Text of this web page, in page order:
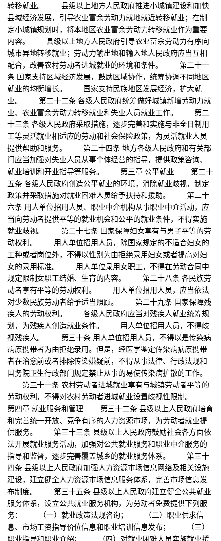
转移就业。 县级以上地方人民政府推进小城镇建设和加快
县域经济发展，引导农业富余劳动力就地就近转移就业；在制
定小城镇规划时，将本地区农业富余劳动力转移就业作为重要
内容。 县级以上地方人民政府引导农业富余劳动力有序向
城市异地转移就业；劳动力输出地和输入地人民政府应当互相
配合，改善农村劳动者进城就业的环境和条件。 第二十一
条 国家支持区域经济发展，鼓励区域协作，统筹协调不同地区
就业的均衡增长。 国家支持民族地区发展经济，扩大就
业。 第二十二条 各级人民政府统筹做好城镇新增劳动力就
业、农业富余劳动力转移就业和失业人员就业工作。 第二
十三条 各级人民政府采取措施，逐步完善和实施与非全日制用
工等灵活就业相适应的劳动和社会保险政策，为灵活就业人员
提供帮助和服务。 第二十四条 地方各级人民政府和有关部
门应当加强对失业人员从事个体经营的指导，提供政策咨询、
就业培训和开业指导等服务。 第三章 公平就业 第二十
五条 各级人民政府创造公平就业的环境，消除就业歧视，制定
政策并采取措施对就业困难人员给予扶持和援助。 第二十
六条 用人单位招用人员、职业中介机构从事职业中介活动，应
当向劳动者提供平等的就业机会和公平的就业条件，不得实施
就业歧视。 第二十七条 国家保障妇女享有与男子平等的劳
动权利。 用人单位招用人员，除国家规定的不适合妇女的
工种或者岗位外，不得以性别为由拒绝录用妇女或者提高对妇
女的录用标准。 用人单位录用女职工，不得在劳动合同中
规定限制女职工结婚、生育的内容。 第二十八条 各民族劳
动者享有平等的劳动权利。 用人单位招用人员，应当依法
对少数民族劳动者给予适当照顾。 第二十九条 国家保障残
疾人的劳动权利。 各级人民政府应当对残疾人就业统筹规
划，为残疾人创造就业条件。 用人单位招用人员，不得歧
视残疾人。 第三十条 用人单位招用人员，不得以是传染病
病原携带者为由拒绝录用。但是，经医学鉴定传染病病原携带
者在治愈前或者排除传染嫌疑前，不得从事法律、行政法规和
国务院卫生行政部门规定禁止从事的易使传染病扩散的工作。
第三十一条 农村劳动者进城就业享有与城镇劳动者平等的
劳动权利，不得对农村劳动者进城就业设置歧视性限制。
第四章 就业服务和管理 第三十二条 县级以上人民政府培育
和完善统一开放、竞争有序的人力资源市场，为劳动者就业提
供服务。 第三十三条 县级以上人民政府鼓励社会各方面依
法开展就业服务活动，加强对公共就业服务和职业中介服务的
指导和监督，逐步完善覆盖城乡的就业服务体系。 第三十
四条 县级以上人民政府加强人力资源市场信息网络及相关设施
建设，建立健全人力资源市场信息服务体系，完善市场信息发
布制度。 第三十五条 县级以上人民政府建立健全公共就业
服务体系，设立公共就业服务机构，为劳动者免费提供下列服
务： （一）就业政策法规咨询； （二）职业供求信
息、市场工资指导价位信息和职业培训信息发布； （三）
职业指导和职业介绍； （四）对就业困难人员实施就业援